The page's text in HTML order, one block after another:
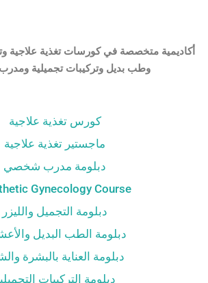
أكاديمية متخصصة في كورسات تغذية علاجية
وطب بديل وتركيبات تجميلية
كورس تغذية علاجية
ماجستير تغذية علاجية
دبلومة مدرب شخصي
Gynecology Course
دبلومة التجميل والليزر
دبلومة الطب البديل
دبلومة العناية بالبشرة
دبلومة التركيبات